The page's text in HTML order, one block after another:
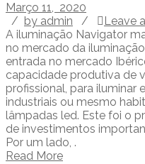
Março 11, 2020
/ by admin /
Leave
A iluminação Navigator
no mercado da
entrada no mercado
capacidade produtiva de
profissional, para iluminar
industriais ou mesmo
lâmpadas led. Este foi o
de investimentos
Por um lado, .
Read More